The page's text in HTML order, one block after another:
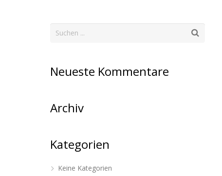
Neueste Kommentare
Archiv
Kategorien
Keine Kategorien